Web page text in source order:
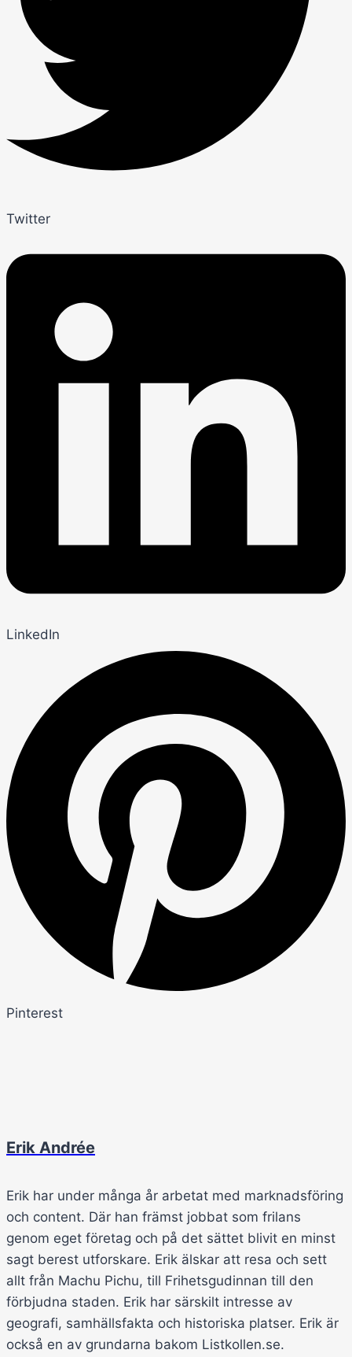
Twitter
LinkedIn
Pinterest
Erik Andrée
Erik har under många år arbetat med marknadsföring
och content. Där han främst jobbat som frilans
genom eget företag och på det sättet blivit en minst
sagt berest utforskare. Erik älskar att resa och sett
allt från Machu Pichu, till Frihetsgudinnan till den
förbjudna staden. Erik har särskilt intresse av
geografi, samhällsfakta och historiska platser. Erik är
också en av grundarna bakom Listkollen.se.